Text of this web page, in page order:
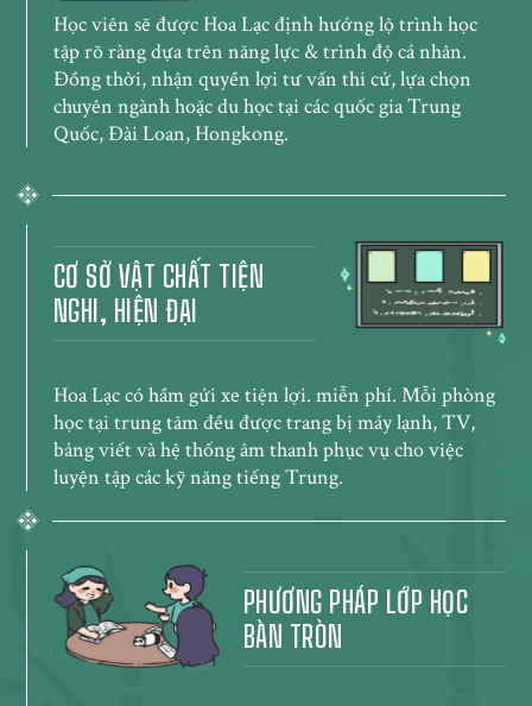
Học viên sẽ được Hoa Lạc định hướng lộ trình học
tập rõ ràng dựa trên năng lực & trình độ cá nhân.
Đồng thời, nhận quyền lợi tư vấn thi cử, lựa chọn
chuyên ngành hoặc du học tại các quốc gia Trung
Quốc, Đài Loan, Hongkong.
CƠ SỞ VẬT CHẤT TIỆN
NGHI, HIỆN ĐẠI
Hoa Lạc có hầm gửi xe tiện lợi. miễn phí. Mỗi phòng
học tại trung tâm đều được trang bị máy lạnh, TV,
bảng viết và hệ thống âm thanh phục vụ cho việc
luyện tập các kỹ năng tiếng Trung.
PHƯƠNG PHÁP LỚP HỌC
BÀN TRÒN